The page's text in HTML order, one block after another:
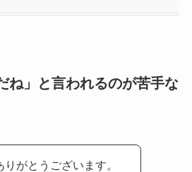
ね」と言われるのが苦手な
りがとうございます。